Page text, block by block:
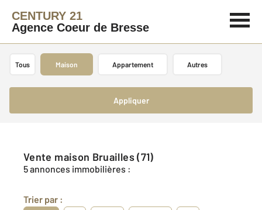
CENTURY 21
Agence Coeur de Bresse
Tous Maison Appartement Autres
Appliquer
Vente maison Bruailles (71)
5 annonces immobilières :
Trier par :